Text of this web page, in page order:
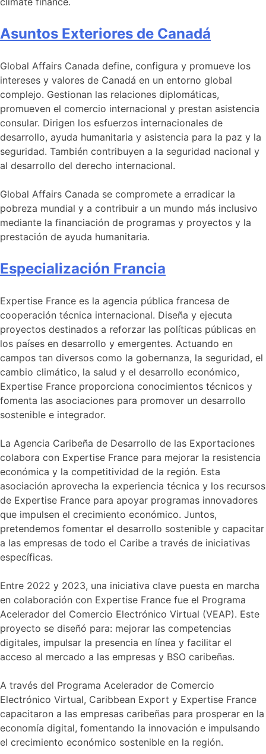
Asuntos Exteriores de Canadá
Global Affairs Canada define, configura y promueve los
intereses y valores de Canadá en un entorno global
complejo. Gestionan las relaciones diplomáticas,
promueven el comercio internacional y prestan asistencia
consular. Dirigen los esfuerzos internacionales de
desarrollo, ayuda humanitaria y asistencia para la paz y la
seguridad. También contribuyen a la seguridad nacional y
al desarrollo del derecho internacional.
Global Affairs Canada se compromete a erradicar la
pobreza mundial y a contribuir a un mundo más inclusivo
mediante la financiación de programas y proyectos y la
prestación de ayuda humanitaria.
Especialización Francia
Expertise France es la agencia pública francesa de
cooperación técnica internacional. Diseña y ejecuta
proyectos destinados a reforzar las políticas públicas en
los países en desarrollo y emergentes. Actuando en
campos tan diversos como la gobernanza, la seguridad, el
cambio climático, la salud y el desarrollo económico,
Expertise France proporciona conocimientos técnicos y
fomenta las asociaciones para promover un desarrollo
sostenible e integrador.
La Agencia Caribeña de Desarrollo de las Exportaciones
colabora con Expertise France para mejorar la resistencia
económica y la competitividad de la región. Esta
asociación aprovecha la experiencia técnica y los recursos
de Expertise France para apoyar programas innovadores
que impulsen el crecimiento económico. Juntos,
pretendemos fomentar el desarrollo sostenible y capacitar
a las empresas de todo el Caribe a través de iniciativas
específicas.
Entre 2022 y 2023, una iniciativa clave puesta en marcha
en colaboración con Expertise France fue el Programa
Acelerador del Comercio Electrónico Virtual (VEAP). Este
proyecto se diseñó para: mejorar las competencias
digitales, impulsar la presencia en línea y facilitar el
acceso al mercado a las empresas y BSO caribeñas.
A través del Programa Acelerador de Comercio
Electrónico Virtual, Caribbean Export y Expertise France
capacitaron a las empresas caribeñas para prosperar en la
economía digital, fomentando la innovación e impulsando
el crecimiento económico sostenible en la región.